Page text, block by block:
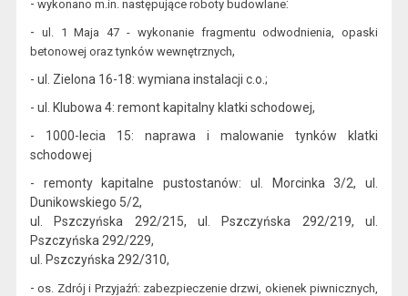
- wykonano m.in. następujące roboty budowlane:
- ul. 1 Maja 47 - wykonanie fragmentu odwodnienia, opaski
betonowej oraz tynków wewnętrznych,
- ul. Zielona 16-18: wymiana instalacji c.o.;
- ul. Klubowa 4: remont kapitalny klatki schodowej,
- 1000-lecia 15: naprawa i malowanie tynków klatki
schodowej
- remonty kapitalne pustostanów: ul. Morcinka 3/2, ul.
Dunikowskiego 5/2,
ul.
Pszczyńska 292/21 5, ul. Pszczyńska 292/219, ul.
Pszczyńska 292/229,
ul.
Pszczyńska 292/310,
-os. Zdrój i Przyjaźń: zabezpieczenie drzwi, okienek piwnicznych,